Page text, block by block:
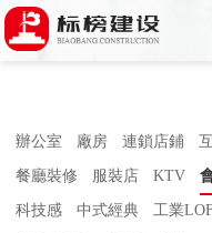
合欢视频下载,合
APP下载汅,合欢
辦公室 廠房 連鎖店鋪
餐廳裝修 服裝店 KTV
科技感 中式經典 工業